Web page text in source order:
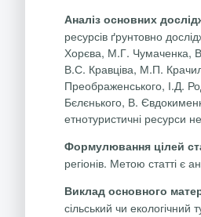
Аналіз основних
ресурсів ґрунтовно
Хорєва, М.Г. Чумаченка,
В.С. Кравціва, М.П.
Преображенського, І.Д.
Бєлєнького, В.
етнотуристичні ресурси
Формулювання цілей
регіонів. Метою статті є
Виклад основного
сільський чи